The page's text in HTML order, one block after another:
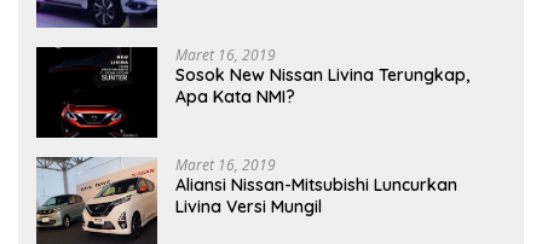
Maret 16, 2019
Sosok New Nissan Livina Terungkap,
Apa Kata NMI?
Maret 16, 2019
Aliansi Nissan-Mitsubishi Luncurkan
Livina Versi Mungil